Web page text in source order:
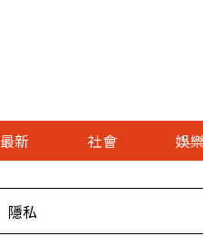
最新 社會 娛樂
娛樂首頁
即時
專題
財經首頁
熱線
３Ｃ
政